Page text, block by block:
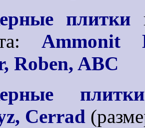
плитки
Ammonit
Roben, ABC
плитки
Cerrad